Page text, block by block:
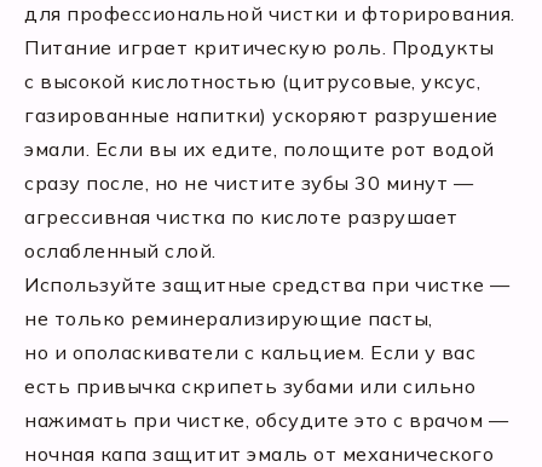
для профессиональной чистки и фторирования.
Питание играет критическую роль. Продукты
с высокой кислотностью (цитрусовые, уксус,
газированные напитки) ускоряют разрушение
эмали. Если вы их едите, полощите рот водой
сразу после, но не чистите зубы 30 минут —
агрессивная чистка по кислоте разрушает
ослабленный слой.
Используйте защитные средства при чистке —
не только реминерализирующие пасты,
но и ополаскиватели с кальцием. Если у вас
есть привычка скрипеть зубами или сильно
нажимать при чистке, обсудите это с врачом —
ночная капа защитит эмаль от механического